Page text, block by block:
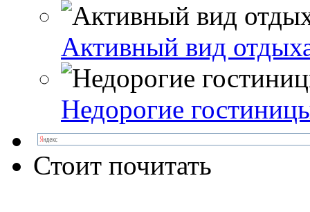
Активный вид
Недорогие
Стоит почитать